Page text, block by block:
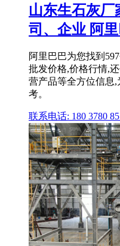
山东生石灰厂
司、企业 阿
阿里巴巴为您找到
批发价格,价格行情,
营产品等全方位信息
考。
联系电话: 180 3780